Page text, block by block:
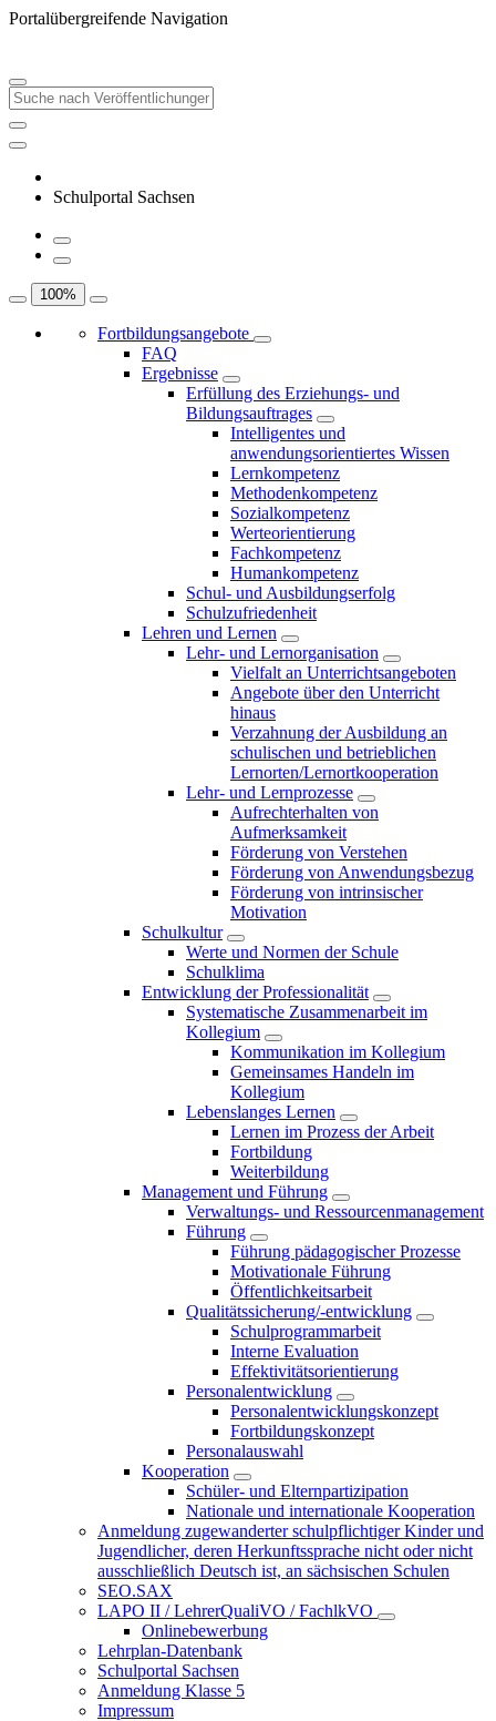
Portalübergreifende Navigation
Schulportal Sachsen
100%
Fortbildungsangebote
FAQ
Ergebnisse
Erfüllung des Erziehungs- und
Bildungsauftrages
Intelligentes und
anwendungsorientiertes Wissen
Lernkompetenz
Methodenkompetenz
Sozialkompetenz
Werteorientierung
Fachkompetenz
Humankompetenz
Schul- und Ausbildungserfolg
Schulzufriedenheit
Lehren und Lernen
Lehr- und Lernorganisation
Vielfalt an Unterrichtsangeboten
Angebote über den Unterricht
hinaus
Verzahnung der Ausbildung an
schulischen und betrieblichen
Lernorten/Lernortkooperation
Lehr- und Lernprozesse
Aufrechterhalten von
Aufmerksamkeit
Förderung von Verstehen
Förderung von Anwendungsbezug
Förderung von intrinsischer
Motivation
Schulkultur
Werte und Normen der Schule
Schulklima
Entwicklung der Professionalität
Systematische Zusammenarbeit im
Kollegium
Kommunikation im Kollegium
Gemeinsames Handeln im
Kollegium
Lebenslanges Lernen
Lernen im Prozess der Arbeit
Fortbildung
Weiterbildung
Management und Führung
Verwaltungs- und Ressourcenmanagement
Führung
Führung pädagogischer Prozesse
Motivationale Führung
Öffentlichkeitsarbeit
Qualitätssicherung/-entwicklung
Schulprogrammarbeit
Interne Evaluation
Effektivitätsorientierung
Personalentwicklung
Personalentwicklungskonzept
Fortbildungskonzept
Personalauswahl
Kooperation
Schüler- und Elternpartizipation
Nationale und internationale Kooperation
Anmeldung zugewanderter schulpflichtiger Kinder und
Jugendlicher, deren Herkunftssprache nicht oder nicht
ausschließlich Deutsch ist, an sächsischen Schulen
SEO.SAX
LAPO II / LehrerQualiVO / FachlkVO
Onlinebewerbung
Lehrplan-Datenbank
Schulportal Sachsen
Anmeldung Klasse 5
Impressum